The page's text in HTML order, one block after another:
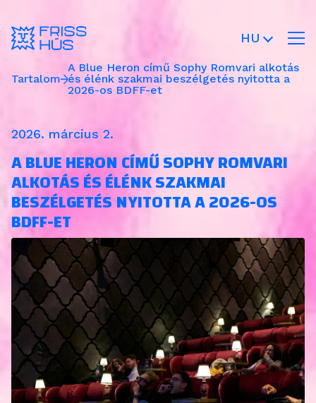
HU
Tartalom
A Blue Heron című Sophy Romvari alkotás
és élénk szakmai beszélgetés nyitotta a
2026-os BDFF-et
2026. március 2.
A BLUE HERON CÍMŰ SOPHY ROMVARI
ALKOTÁS ÉS ÉLÉNK SZAKMAI
BESZÉLGETÉS NYITOTTA A 2026-OS
BDFF-ET